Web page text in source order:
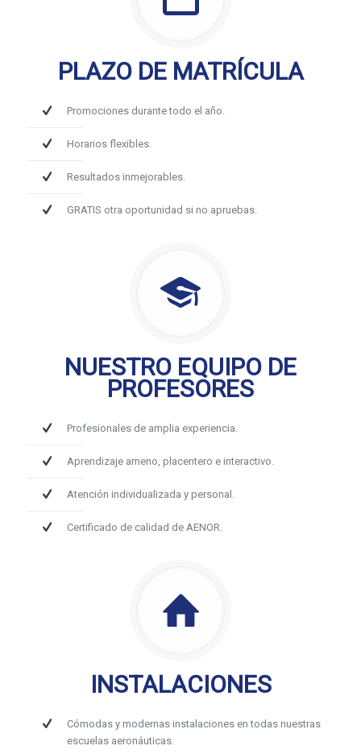
PLAZO DE MATRÍCULA
Promociones durante todo el año.
Horarios flexibles.
Resultados inmejorables.
GRATIS otra oportunidad si no apruebas.
NUESTRO EQUIPO DE
PROFESORES
Profesionales de amplia experiencia.
Aprendizaje ameno, placentero e interactivo.
Atención individualizada y personal.
Certificado de calidad de AENOR.
INSTALACIONES
Cómodas y modernas instalaciones en todas nuestras
escuelas aeronáuticas.